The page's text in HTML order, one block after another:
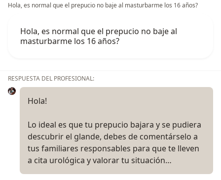
Hola, es normal que el prepucio no baje al masturbarme los 16 años?
Hola, es normal que el prepucio no baje al
masturbarme los 16 años?
RESPUESTA DEL PROFESIONAL:
Hola!
Lo ideal es que tu prepucio bajara y se pudiera
descubrir el glande, debes de comentárselo a
tus familiares responsables para que te lleven
a cita urológica y valorar tu situación…